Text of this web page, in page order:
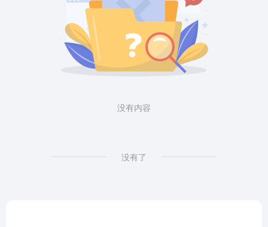
没有内容
没有了